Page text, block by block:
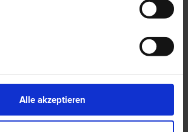
Alle akzeptieren